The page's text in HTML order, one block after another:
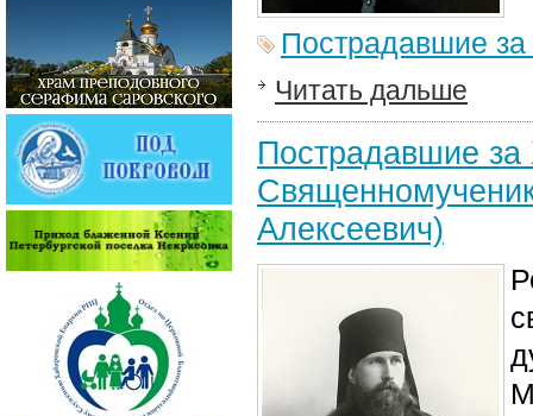
Пострадавшие за
Читать дальше
Пострадавшие за
Алексеевич)